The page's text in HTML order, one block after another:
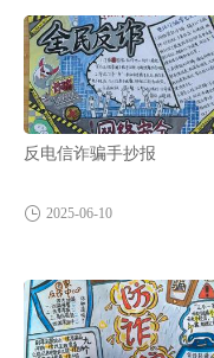
反电信诈骗手抄报
2025-06-10